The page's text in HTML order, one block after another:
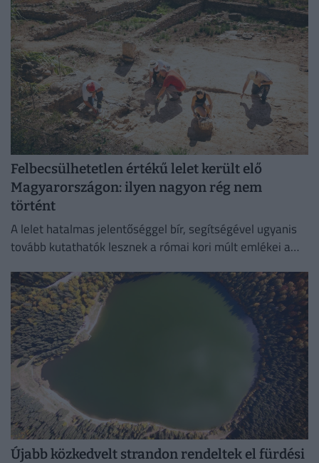
Felbecsülhetetlen értékű lelet került elő
Magyarországon: ilyen nagyon rég nem
történt
A lelet hatalmas jelentőséggel bír, segítségével ugyanis
tovább kutathatók lesznek a római kori múlt emlékei a
Újabb közkedvelt strandon rendeltek el fürdési